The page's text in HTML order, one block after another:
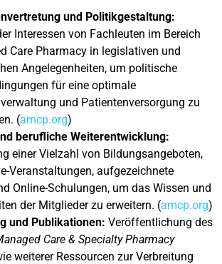
und Politikgestaltung:
Interessen von Fachleuten im Bereich
Care Pharmacy in legislativen und
Angelegenheiten, um politische
für eine optimale
und Patientenversorgung zu
(amcp.org)
berufliche Weiterentwicklung:
einer Vielzahl von Bildungsangeboten,
Veranstaltungen, aufgezeichnete
Online-Schulungen, um das Wissen und
der Mitglieder zu erweitern. (amcp.org)
und Publikationen: Veröffentlichung des
Care & Specialty Pharmacy
weiterer Ressourcen zur Verbreitung